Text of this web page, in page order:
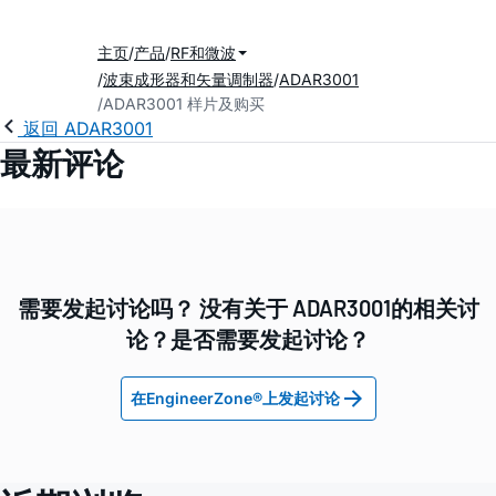
主页 产品 RF和微波
波束成形器和矢量调制器 ADAR3001
ADAR3001 样片及购买
返回 ADAR3001
最新评论
需要发起讨论吗？ 没有关于 ADAR3001的相关讨
论？是否需要发起讨论？
在EngineerZone®上发起讨论